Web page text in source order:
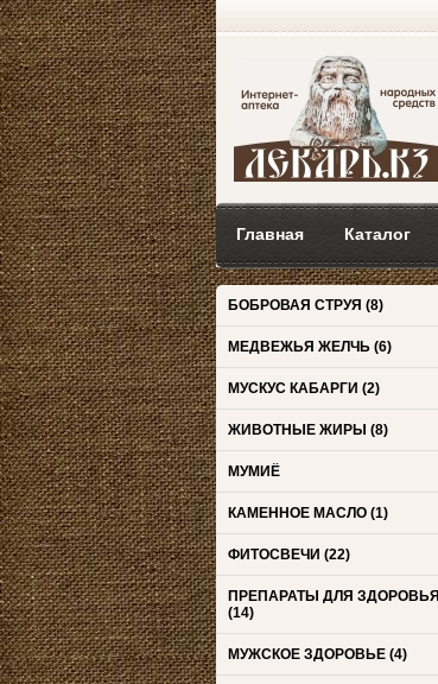
Главная Каталог
БОБРОВАЯ СТРУЯ (8)
МЕДВЕЖЬЯ ЖЕЛЧЬ (6)
МУСКУС КАБАРГИ (2)
ЖИВОТНЫЕ ЖИРЫ (8)
МУМИЁ
КАМЕННОЕ МАСЛО (1)
ФИТОСВЕЧИ (22)
ПРЕПАРАТЫ ДЛЯ ЗДОРОВЬЯ
(14)
МУЖСКОЕ ЗДОРОВЬЕ (4)